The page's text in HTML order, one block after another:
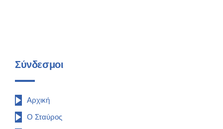
Σύνδεσμοι
Αρχική
Ο Σταύρος